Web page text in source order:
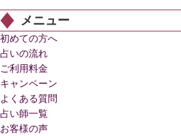
メニュー
初めての方へ
占いの流れ
ご利用料金
キャンペーン
よくある質問
占い師一覧
お客様の声